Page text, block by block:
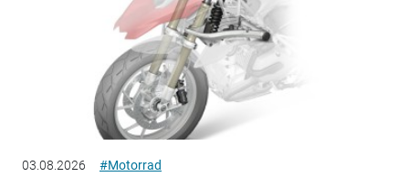
03.08.2026 #Motorrad